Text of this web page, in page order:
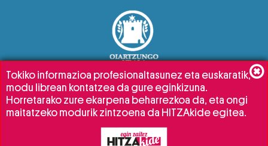
Tokiko informazioa profesionaltasunez eta euskaratik,
modu librean kontatzea da gure eginkizuna.
Horretarako zure ekarpena beharrezkoa da, eta ongi
maitatzeko modurik zintzoena da HITZAkide egitea.